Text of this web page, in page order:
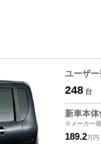
ユーザ
248 台
新車本
※メーカー
189.2万円